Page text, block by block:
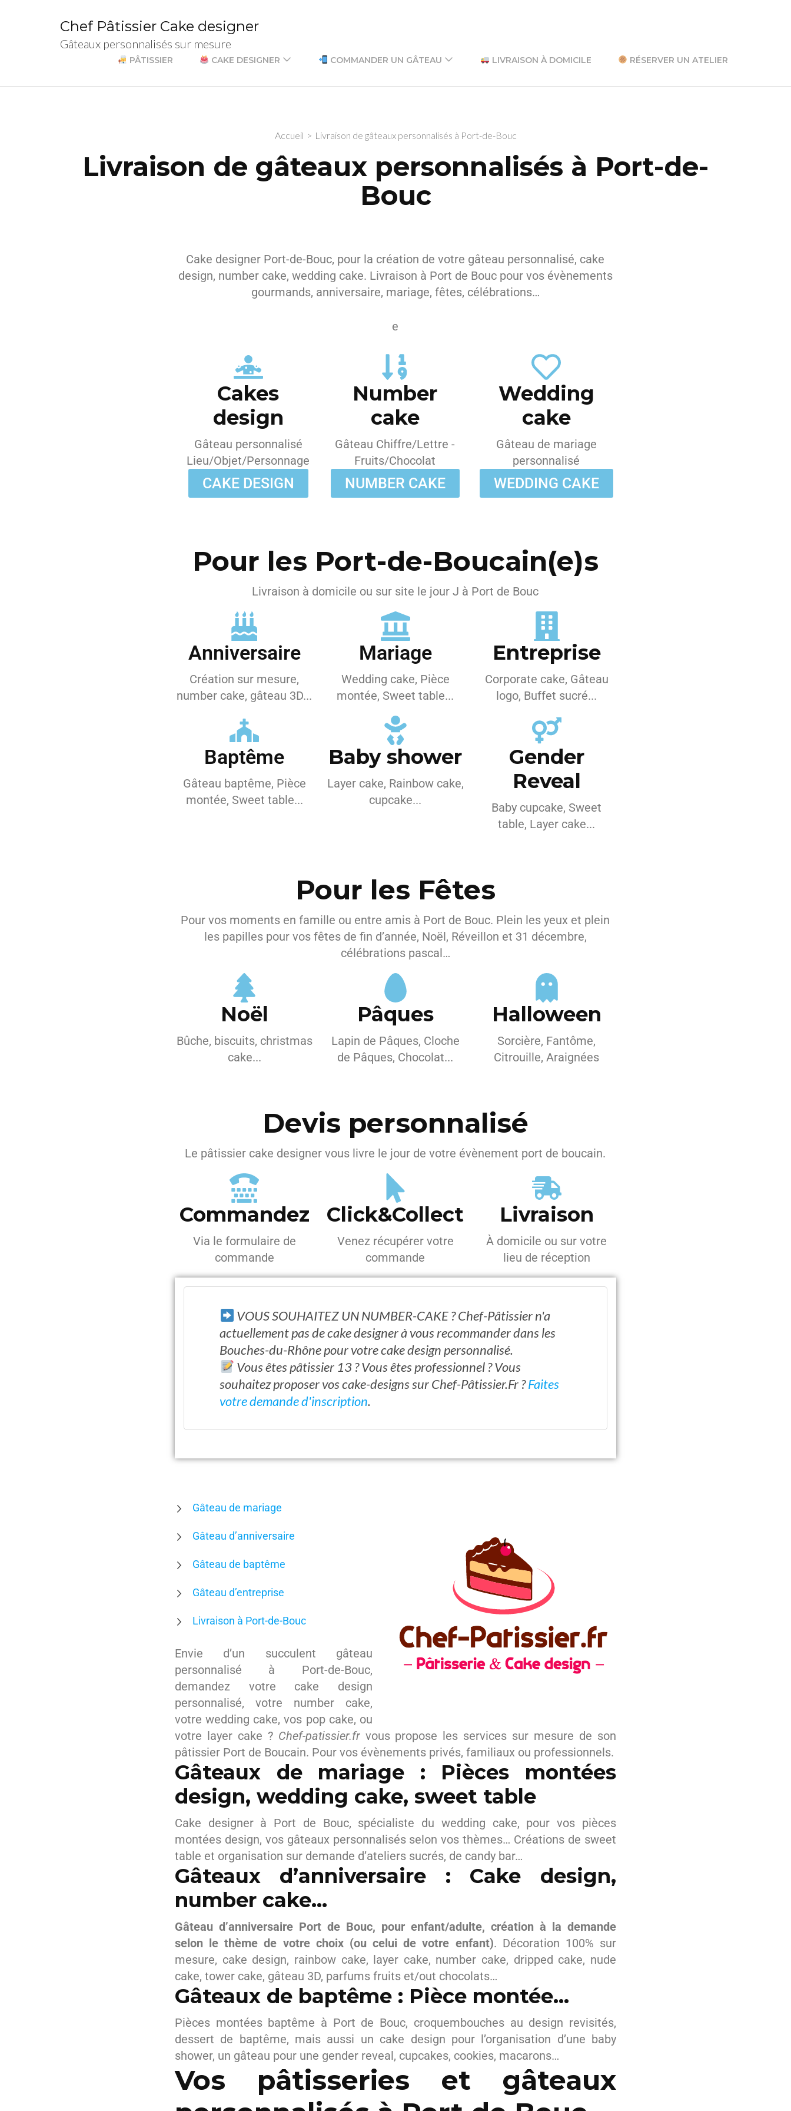
Chef Pâtissier Cake designer
Gâteaux personnalisés sur mesure
PÂTISSIER CAKE DESIGNER COMMANDER UN GÂTEAU LIVRAISON À DOMICILE RÉSERVER UN ATELIER
Accueil > Livraison de gâteaux personnalisés à Port-de-Bouc
Livraison de gâteaux personnalisés à Port-de-
Bouc
Cake designer Port-de-Bouc, pour la création de votre gâteau personnalisé, cake
design, number cake, wedding cake. Livraison à Port de Bouc pour vos évènements
gourmands, anniversaire, mariage, fêtes, célébrations…
e
Cakes
design
Gâteau personnalisé
Lieu/Objet/Personnage
CAKE DESIGN
Number
cake
Gâteau Chiffre/Lettre -
Fruits/Chocolat
NUMBER CAKE
Wedding
cake
Gâteau de mariage
personnalisé
WEDDING CAKE
Pour les Port-de-Boucain(e)s
Livraison à domicile ou sur site le jour J à Port de Bouc
Anniversaire
Création sur mesure,
number cake, gâteau 3D...
Mariage
Wedding cake, Pièce
montée, Sweet table...
Entreprise
Corporate cake, Gâteau
logo, Buffet sucré...
Baptême
Gâteau baptême, Pièce
montée, Sweet table...
Baby shower
Layer cake, Rainbow cake,
cupcake...
Gender
Reveal
Baby cupcake, Sweet
table, Layer cake...
Pour les Fêtes
Pour vos moments en famille ou entre amis à Port de Bouc. Plein les yeux et plein
les papilles pour vos fêtes de fin d’année, Noël, Réveillon et 31 décembre,
célébrations pascal…
Noël
Bûche, biscuits, christmas
cake...
Pâques
Lapin de Pâques, Cloche
de Pâques, Chocolat...
Halloween
Sorcière, Fantôme,
Citrouille, Araignées
Devis personnalisé
Le pâtissier cake designer vous livre le jour de votre évènement port de boucain.
Commandez
Via le formulaire de
commande
Click&Collect
Venez récupérer votre
commande
Livraison
À domicile ou sur votre
lieu de réception
VOUS SOUHAITEZ UN NUMBER-CAKE ? Chef-Pâtissier n'a
actuellement pas de cake designer à vous recommander dans les
Bouches-du-Rhône pour votre cake design personnalisé.
Vous êtes pâtissier 13 ? Vous êtes professionnel ? Vous
souhaitez proposer vos cake-designs sur Chef-Pâtissier.Fr ?Faites
votre demande d'inscription.
Gâteau de mariage
Gâteau d’anniversaire
Gâteau de baptême
Gâteau d’entreprise
Livraison à Port-de-Bouc
Envie d’un succulent gâteau
personnalisé à Port-de-Bouc,
demandez votre cake design
personnalisé, votre number cake,
votre wedding cake, vos pop cake, ou
votre layer cake ? Chef-patissier.frvous propose les services sur mesure de son
pâtissier Port de Boucain. Pour vos évènements privés, familiaux ou professionnels.
Gâteaux de mariage : Pièces montées
design, wedding cake, sweet table
Cake designer à Port de Bouc, spécialiste du wedding cake, pour vos pièces
montées design, vos gâteaux personnalisés selon vos thèmes… Créations de sweet
table et organisation sur demande d’ateliers sucrés, de candy bar…
Gâteaux d’anniversaire : Cake design,
number cake…
Gâteau d’anniversaire Port de Bouc, pour enfant/adulte, création à la demande
selon le thème de votre choix (ou celui de votre enfant). Décoration 100% sur
mesure, cake design, rainbow cake, layer cake, number cake, dripped cake, nude
cake, tower cake, gâteau 3D, parfums fruits et/out chocolats…
Gâteaux de baptême : Pièce montée…
Pièces montées baptême à Port de Bouc, croquembouches au design revisités,
dessert de baptême, mais aussi un cake design pour l’organisation d’une baby
shower, un gâteau pour une gender reveal, cupcakes, cookies, macarons…
Vos pâtisseries et gâteaux